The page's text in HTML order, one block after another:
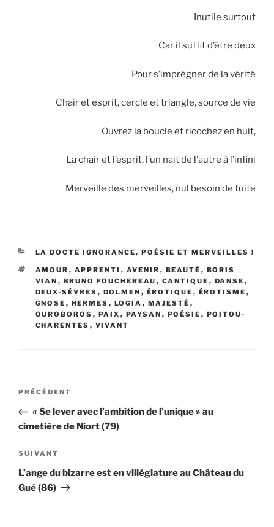
Inutile surtout
Car il suffit d’être deux
Pour s’imprégner de la vérité
Chair et esprit, cercle et triangle, source de vie
Ouvrez la boucle et ricochez en huit,
La chair et l’esprit, l’un nait de l’autre à l’infini
Merveille des merveilles, nul besoin de fuite
CATÉGORIES
LA DOCTE IGNORANCE, POÉSIE ET MERVEILLES !
ÉTIQUETTES
AMOUR , APPRENTI , AVENIR , BEAUTÉ , BORIS
VIAN , BRUNO FOUCHEREAU , CANTIQUE , DANSE ,
DEUX-SÉVRES , DOLMEN , ÉROTIQUE , ÉROTISME ,
GNOSE , HERMES , LOGIA , MAJESTÉ ,
OUROBOROS , PAIX , PAYSAN , POÉSIE , POITOU-
CHARENTES , VIVANT
Navigation
l’article
Article
précédent
PRÉCÉDENT
« Se lever avec l’ambition de l’unique » au
cimetière de Niort (79)
Article
suivant
SUIVANT
L’ange du bizarre est en villégiature au Château du
Gué (86)